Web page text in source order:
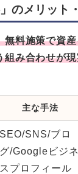
のメリット
無料施策で資
組み合わせが
主な手法
SEO/SNS/ブロ
グ/Googleビジネ
スプロフィール